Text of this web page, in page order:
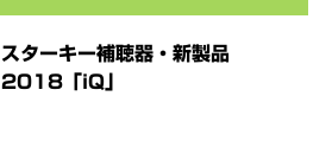
スターキー補聴器・新製品
2018「iQ」